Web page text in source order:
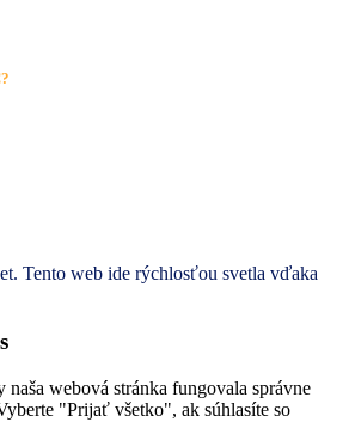
Tento web ide rýchlosťou svetla vďaka
naša webová stránka fungovala správne
"Prijať všetko", ak súhlasíte so